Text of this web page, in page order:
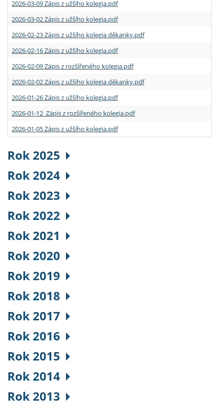
2026-03-09 Zápis z užšího kolegia.pdf
2026-03-02 Zápis z užšího kolegia.pdf
2026-02-23 Zápis z užšího kolegia děkanky.pdf
2026-02-16 Zápis z užšího kolegia.pdf
2026-02-09 Zápis z rozšířeného kolegia.pdf
2026-02-02 Zápis z užšího kolegia děkanky.pdf
2026-01-26 Zápis z užšího kolegia.pdf
2026-01-12 Zápis z rozšířeného kolegia.pdf
2026-01-05 Zápis z užšího kolegia.pdf
Rok 2025
Rok 2024
Rok 2023
Rok 2022
Rok 2021
Rok 2020
Rok 2019
Rok 2018
Rok 2017
Rok 2016
Rok 2015
Rok 2014
Rok 2013